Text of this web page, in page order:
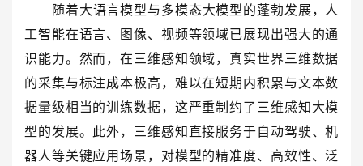
随着大语言模型与多模态大模型的蓬勃发展，人
工智能在语言、图像、视频等领域已展现出强大的通
识能力。然而，在三维感知领域，真实世界三维数据
的采集与标注成本极高，难以在短期内积累与文本数
据量级相当的训练数据，这严重制约了三维感知大模
型的发展。此外，三维感知直接服务于自动驾驶、机
器人等关键应用场景，对模型的精准度、高效性、泛